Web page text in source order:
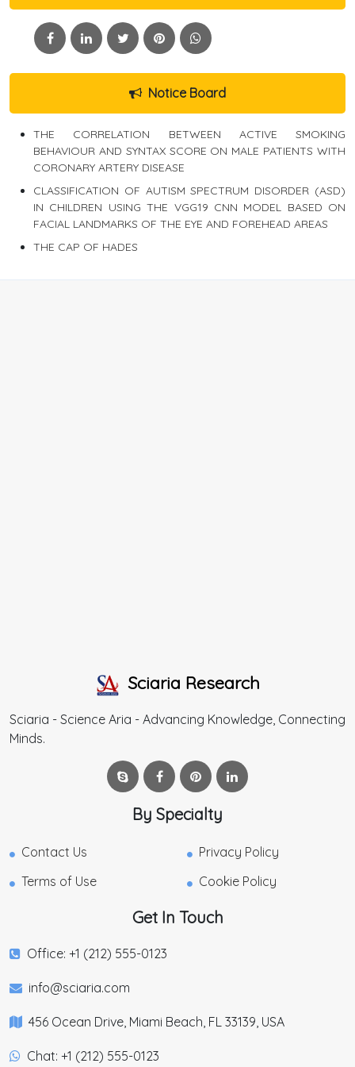
Notice Board
THE CORRELATION BETWEEN ACTIVE SMOKING
BEHAVIOUR AND SYNTAX SCORE ON MALE PATIENTS WITH
CORONARY ARTERY DISEASE
CLASSIFICATION OF AUTISM SPECTRUM DISORDER (ASD)
IN CHILDREN USING THE VGG19 CNN MODEL BASED ON
FACIAL LANDMARKS OF THE EYE AND FOREHEAD AREAS
THE CAP OF HADES
Sciaria Research
Sciaria - Science Aria - Advancing Knowledge, Connecting
Minds.
By Specialty
Contact Us
Privacy Policy
Terms of Use
Cookie Policy
Get In Touch
Office: +1 (212) 555-0123
info@sciaria.com
456 Ocean Drive, Miami Beach, FL 33139, USA
Chat: +1 (212) 555-0123